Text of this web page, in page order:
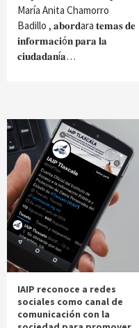
María Anita Chamorro
Badillo , 𝐚𝐛𝐨𝐫𝐝ara 𝐭𝐞𝐦𝐚𝐬 𝐝𝐞
𝐢𝐧𝐟𝐨𝐫𝐦𝐚𝐜𝐢ó𝐧 𝐩𝐚𝐫𝐚 𝐥𝐚
𝐜𝐢𝐮𝐝𝐚𝐝𝐚𝐧í𝐚…
IAIP reconoce a redes
sociales como canal de
comunicación con la